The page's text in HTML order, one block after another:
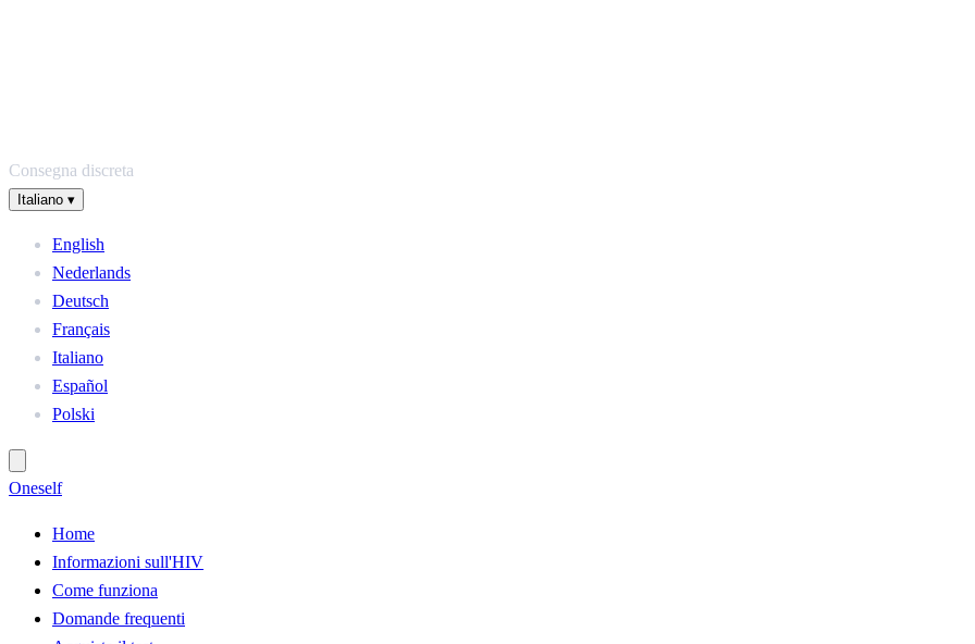
Consegna discreta
Italiano ▾
English
Nederlands
Deutsch
Français
Italiano
Español
Polski
Oneself
Home
Informazioni sull'HIV
Come funziona
Domande frequenti